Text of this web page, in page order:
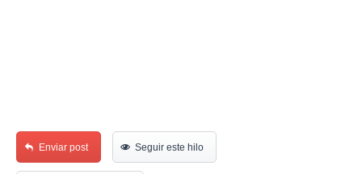
Enviar post Seguir este hilo